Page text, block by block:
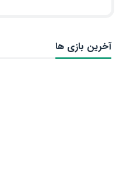
آخرین بازی ها